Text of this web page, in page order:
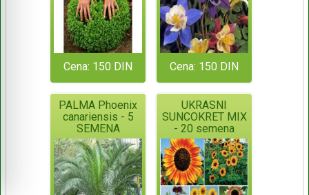
Cena: 150 DIN Cena: 150 DIN
PALMA Phoenix
canariensis - 5
SEMENA
UKRASNI
SUNCOKRET MIX
- 20 semena